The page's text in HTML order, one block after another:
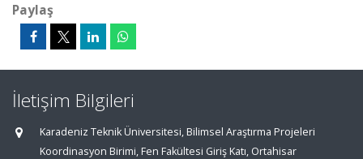
Paylaş
İletişim Bilgileri
Karadeniz Teknik Üniversitesi, Bilimsel Araştırma Projeleri
Koordinasyon Birimi, Fen Fakültesi Giriş Katı, Ortahisar